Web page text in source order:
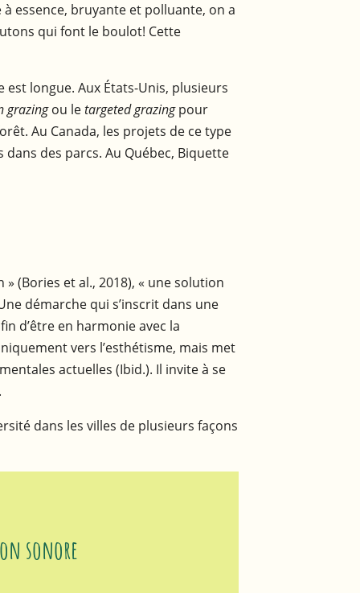
essence, bruyante et polluante, on a
qui font le boulot! Cette
longue. Aux États-Unis, plusieurs
grazingou letargeted grazingpour
Au Canada, les projets de ce type
des parcs. Au Québec, Biquette
(Bories et al., 2018), « une solution
démarche qui s’inscrit dans une
d’être en harmonie avec la
vers l’esthétisme, mais met
actuelles (Ibid.). Il invite à se
dans les villes de plusieurs façons
sonore